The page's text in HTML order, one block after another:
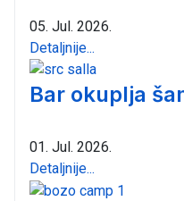
05. Jul. 2026.
Detaljnije...
Bar okuplja
01. Jul. 2026.
Detaljnije...